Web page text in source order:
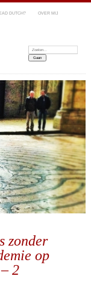
DUTCH? OVER MIJ
Zoeken:
zonder
op
2